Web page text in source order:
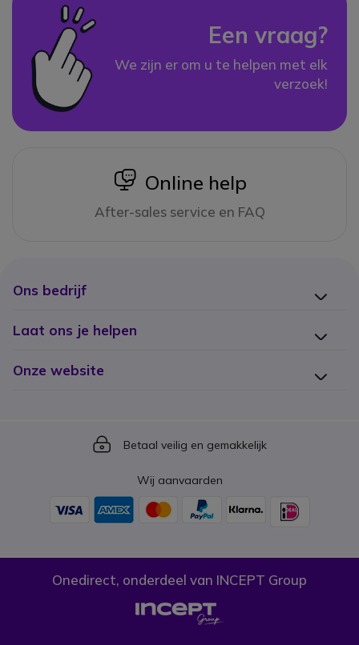
Een vraag?
We zijn er om u te helpen met elk
verzoek!
icon
Online help
After-sales service en FAQ
Ons bedrijf
Laat ons je helpen
Onze website
Icon
Betaal veilig en gemakkelijk
Wij aanvaarden
Onedirect, onderdeel van INCEPT Group